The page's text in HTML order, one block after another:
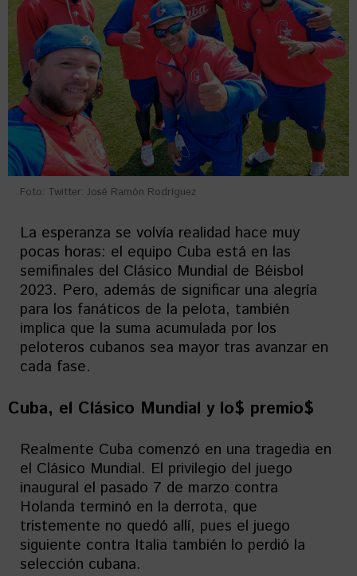
Foto: Twitter: José Ramón Rodríguez
La esperanza se volvía realidad hace muy
pocas horas: el equipo Cuba está en las
semifinales del Clásico Mundial de Béisbol
2023. Pero, además de significar una alegría
para los fanáticos de la pelota, también
implica que la suma acumulada por los
peloteros cubanos sea mayor tras avanzar en
cada fase.
Cuba, el Clásico Mundial y lo$ premio$
Realmente Cuba comenzó en una tragedia en
el Clásico Mundial. El privilegio del juego
inaugural el pasado 7 de marzo contra
Holanda terminó en la derrota, que
tristemente no quedó allí, pues el juego
siguiente contra Italia también lo perdió la
selección cubana.